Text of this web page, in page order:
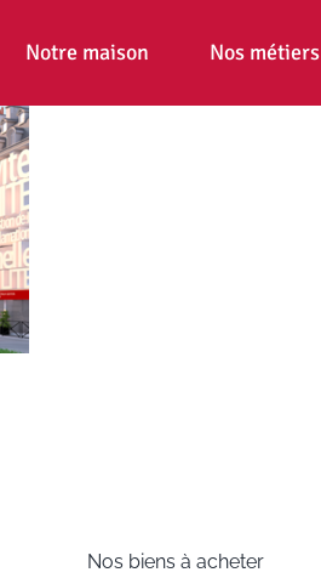
Notre maison Nos métiers
Nos biens à acheter